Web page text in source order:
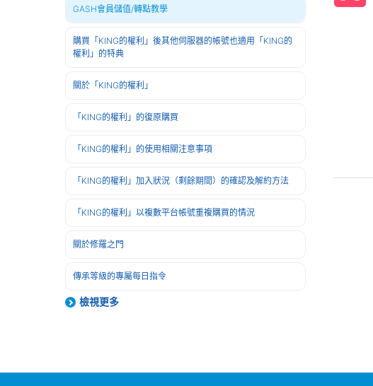
GASH會員儲值/轉點教學
購買「KING的權利」後其他伺服器的帳號也適用「KING的
權利」的特典
關於「KING的權利」
「KING的權利」的復原購買
「KING的權利」的使用相關注意事項
「KING的權利」加入狀況（剩餘期間）的確認及解約方法
「KING的權利」以複數平台帳號重複購買的情況
關於修羅之門
傳承等級的專屬每日指令
檢視更多